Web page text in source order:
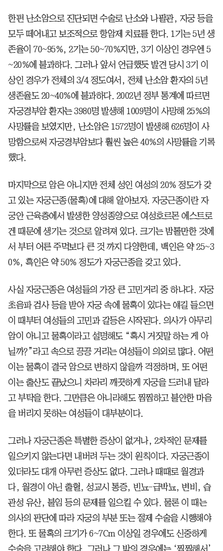
한편 난소암으로 진단되면 수술로 난소와 나팔관, 자궁 등을
모두 떼어내고 보조적으로 항암제 치료를 한다. 1기는 5년 생
존율이 70~95%, 2기는 50~70%지만, 3기 이상인 경우엔 5
~20%에 불과하다. 그러나 앞서 언급했듯 발견 당시 3기 이
상인 경우가 전체의 3/4 정도여서, 전체 난소암 환자의 5년
생존율도 20~40%에 불과하다. 2002년 정부 통계에 따르면
자궁경부암 환자는 3980명 발생해 1009명이 사망해 25%의
사망률을 보였지만, 난소암은 1572명이 발생해 626명이 사
망함으로써 자궁경부암보다 훨씬 높은 40%의 사망률을 기록
했다.
마지막으로 암은 아니지만 전체 성인 여성의 20% 정도가 갖
고 있는 자궁근종(물혹)에 대해 알아보자. 자궁근종이란 자
궁안 근육층에서 발생한 양성종양으로 여성호르몬 에스트로
겐 때문에 생기는 것으로 알려져 있다. 크기는 밤톨만한 것에
서 부터 어른 주먹보다 큰 것 까지 다양한데, 백인은 약 25~3
0%, 흑인은 약 50% 정도가 자궁근종을 갖고 있다.
사실 자궁근종은 여성들의 가장 큰 고민거리 중 하나다. 자궁
초음파 검사 등을 받아 자궁 속에 물혹이 있다는 얘길 들으면
이 때부터 여성들의 고민과 갈등은 시작된다. 의사가 아무리
암이 아니고 물혹이라고 설명해도 “혹시 거짓말 하는 게 아
닐까?”라고 속으로 끙끙 거리는 여성들이 의외로 많다. 어떤
이는 물혹이 결국 암으로 변하지 않을까 걱정하며, 또 어떤
이는 출산도 끝났으니 차라리 깨끗하게 자궁을 드러내 달라
고 부탁을 한다. 그만큼은 아니라해도 찜찜하고 불안한 마음
을 버리지 못하는 여성들이 대부분이다.
그러나 자궁근종은 특별한 증상이 없거나, 2차적인 문제를
일으키지 않는다면 내버려 두는 것이 원칙이다. 자궁근종이
있더라도 대개 아무런 증상도 없다. 그러나 때때로 월경과
다, 월경이 아닌 출혈, 성교시 통증, 빈뇨-급박뇨, 변비, 습
관성 유산, 불임 등의 문제를 일으킬 수 있다. 물론 이 때는
의사의 판단에 따라 자궁의 부분 또는 절제 수술을 시행해야
한다. 또 물혹의 크기가 6~7Cm 이상일 경우에도 신중하게
수술을 고려해야 한다. 그러나 그 밖의 경우에는 ‘찜찜해서’